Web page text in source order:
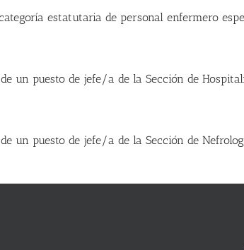
estatutaria de personal enfermero
un puesto de jefe/a de la Sección de
un puesto de jefe/a de la Sección de